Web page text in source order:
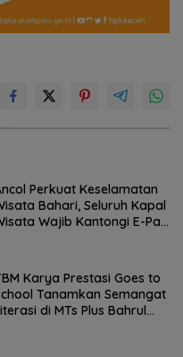
Perkuat Keselamatan
Bahari, Seluruh Kapal
Wajib Kantongi E-Pas
Karya Prestasi Goes to
Tanamkan Semangat
di MTs Plus Bahrul